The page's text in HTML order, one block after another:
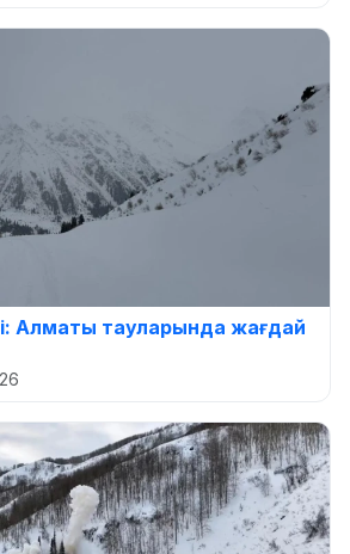
Алматы тауларында жағдай